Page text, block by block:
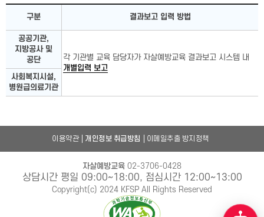
구분 결과보고 입력 방법
공공기관,
지방공사 및
공단
각 기관별 교육 담당자가 자살예방교육 결과보고 시스템 내
개별입력 보고
사회복지시설,
병원급의료기관
챗
이용약관 개인정보 취급방침 이메일추출 방지정책
자살예방교육 02-3706-0428
상담시간 평일 09:00~18:00, 점심시간 12:00~13:00
Copyright(c) 2024 KFSP All Rights Reserved